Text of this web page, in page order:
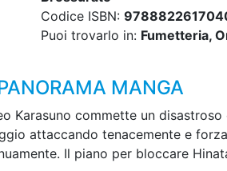
Codice ISBN:
Puoi trovarlo in: Fumetteria,
MANGA
Karasuno commette un
attaccando tenacemente e
Il piano per bloccare